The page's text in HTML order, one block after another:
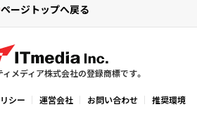
ページトップへ戻る
メディア株式会社の登録商標です。
シー 運営会社 お問い合わせ 推奨環境